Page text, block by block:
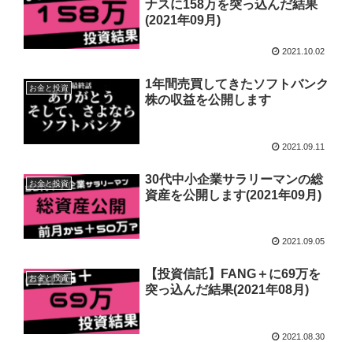
ナスに158万を突っ込んだ結果
(2021年09月)
2021.10.02
お金と投資
1年間売買してきたソフトバンク
株の収益を公開します
2021.09.11
お金と投資
30代中小企業サラリーマンの総
資産を公開します(2021年09月)
2021.09.05
お金と投資
【投資信託】FANG＋に69万を
突っ込んだ結果(2021年08月)
2021.08.30